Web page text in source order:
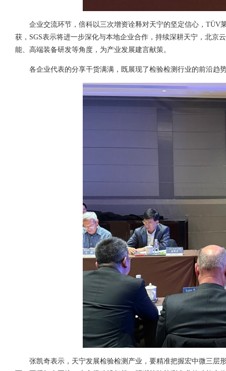
企业交流环节，倍科以三次增资诠释对天宁的坚定信心，TÜV
获，SGS表示将进一步深化与本地企业合作，持续深耕天宁，北
能、高端装备研发等角度，为产业发展建言献策。
各企业代表的分享干货满满，既展现了检验检测行业的前沿趋
张凯奇表示，天宁发展检验检测产业，要精准把握宏中微三层